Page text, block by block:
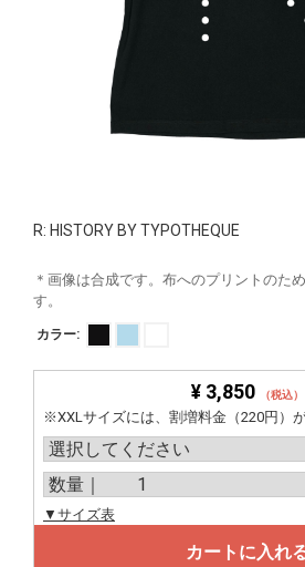
R: HISTORY BY TYPOTHEQUE
＊画像は合成です。布へのプリントのた
す。
カラー:
¥ 3,850 （税込）
※XXLサイズには、割増料金（220円）
▼サイズ表
カートに入れ